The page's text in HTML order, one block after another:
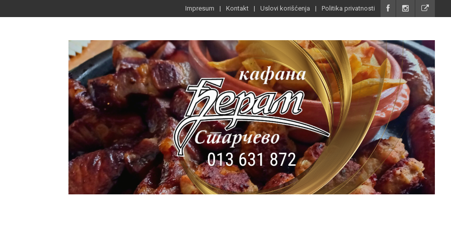
Impresum Kontakt Uslovi korišćenja Politika privatnosti